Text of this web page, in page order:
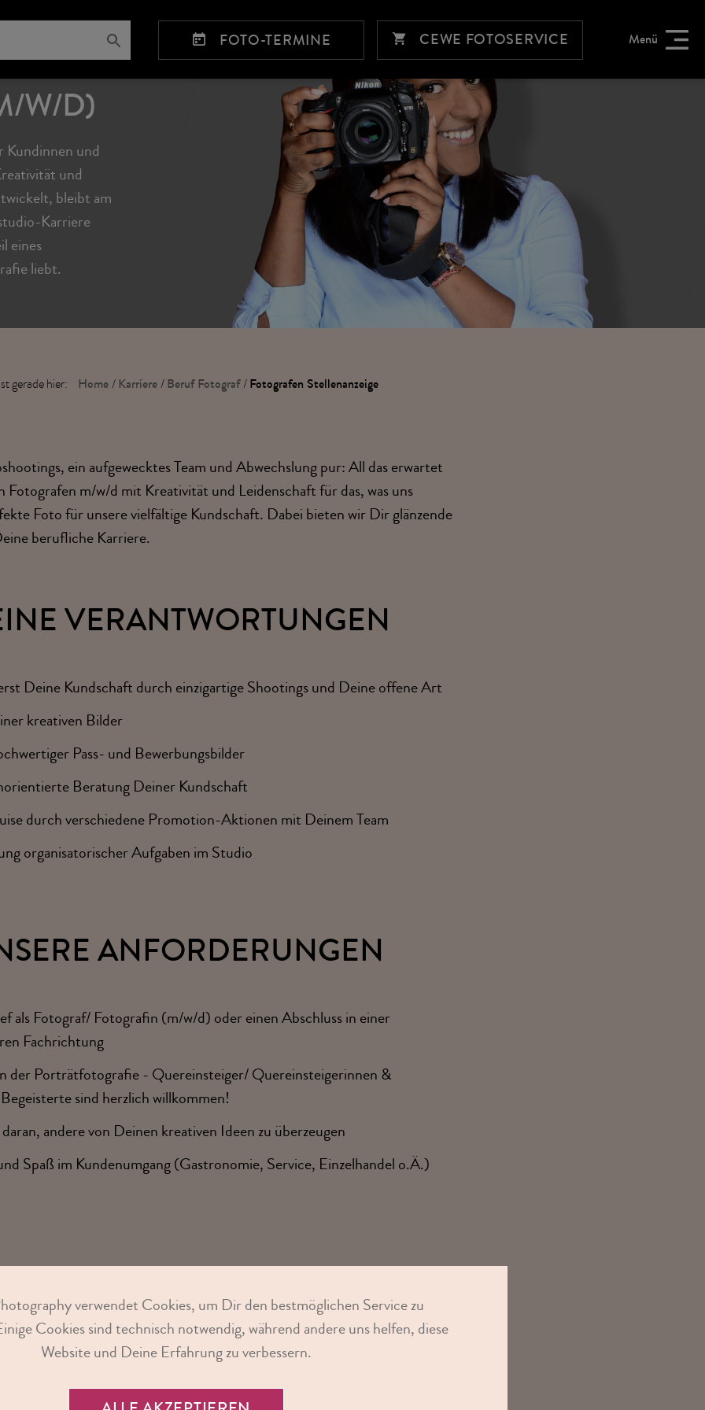
FOTO-TERMINE CEWE FOTOSERVICE Menü
W/D)
Kundinnen und
und
bleibt am
Karriere
eines
liebt.
gerade hier: Home/Karriere/Beruf Fotograf/Fotografen Stellenanzeige
ein aufgewecktes Team und Abwechslung pur: All das erwartet
Fotografen m/w/d mit Kreativität und Leidenschaft für das, was uns
Foto für unsere vielfältige Kundschaft. Dabei bieten wir Dir glänzende
berufliche Karriere.
VERANTWORTUNGEN
Deine Kundschaft durch einzigartige Shootings und Deine offene Art
kreativen Bilder
Pass- und Bewerbungsbilder
Beratung Deiner Kundschaft
durch verschiedene Promotion-Aktionen mit Deinem Team
organisatorischer Aufgaben im Studio
ANFORDERUNGEN
als Fotograf/ Fotografin (m/w/d) oder einen Abschluss in einer
Fachrichtung
der Porträtfotografie - Quereinsteiger/ Quereinsteigerinnen &
sind herzlich willkommen!
andere von Deinen kreativen Ideen zu überzeugen
Spaß im Kundenumgang (Gastronomie, Service, Einzelhandel o.Ä.)
BEWIRB DICH JETZT!
verwendet Cookies, um Dir den bestmöglichen Service zu
Cookies sind technisch notwendig, während andere uns helfen, diese
Website und Deine Erfahrung zu verbessern.